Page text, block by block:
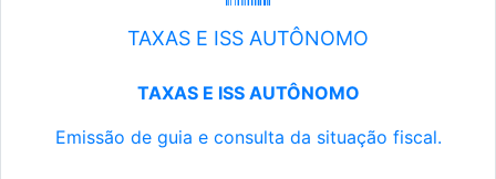
TAXAS E ISS AUTÔNOMO
TAXAS E ISS AUTÔNOMO
Emissão de guia e consulta da situação fiscal.